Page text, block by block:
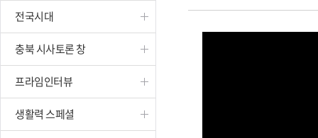
전국시대
충북 시사토론 창
프라임인터뷰
생활력 스페셜